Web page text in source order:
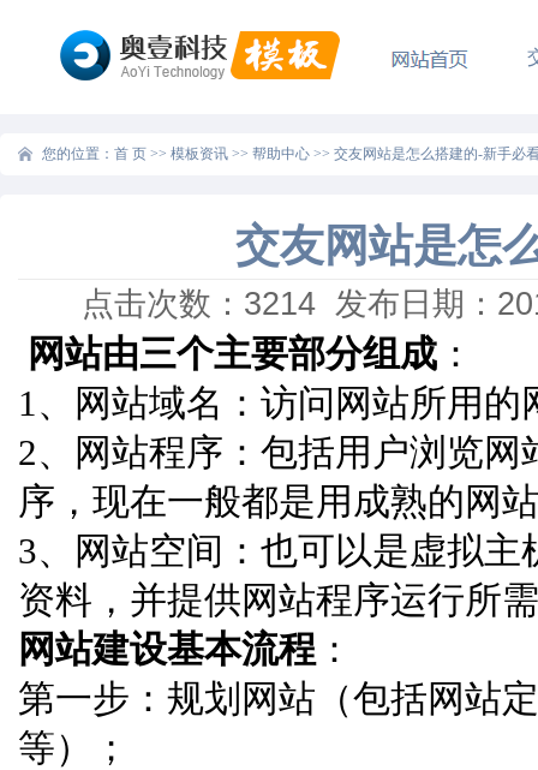
您的位置： 首 页 >> 模板资讯 >> 帮助中心 >> 交友网站是怎么搭建的-新手必
交友网站是怎
点击次数： 3214 发布日期：
网站由三个主要部分组成 ：
1、网站域名：访问网站所用的
2、网站程序：包括用户浏览
序，现在一般都是用成熟的网
3、网站空间：也可以是虚拟
资料，并提供网站程序运行所
网站建设基本流程 ：
第一步：规划网站（包括网站
等）；